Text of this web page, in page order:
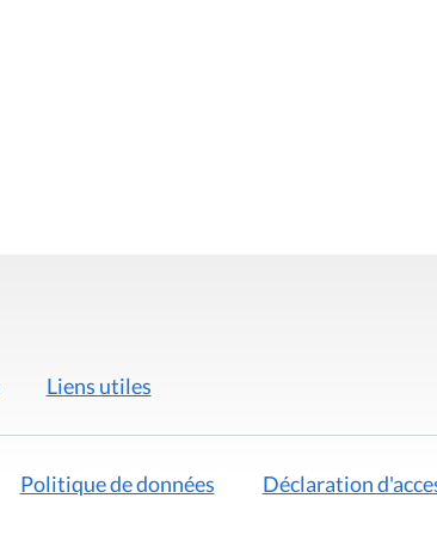
Liens utiles
Politique de données Déclaration